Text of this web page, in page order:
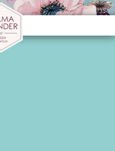
MAINZ AM BALLPLATZ